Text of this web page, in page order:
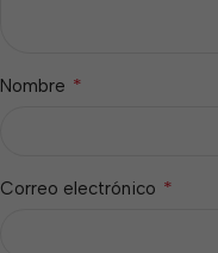
Nombre *
Correo electrónico *